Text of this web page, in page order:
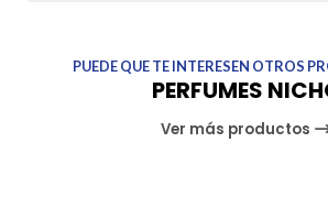
PUEDE QUE TE INTERESEN OTROS
PERFUMES
Ver más productos